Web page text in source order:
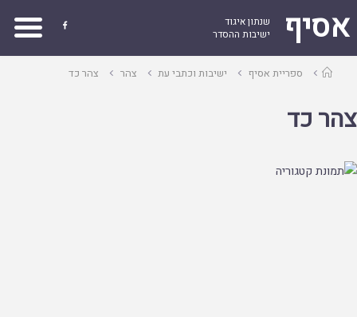
אסיף
שנתון איגוד
ישיבות ההסדר

עמודספריית אסיף ישיבות וכתבי עת צהר צהר כד
צהר כד